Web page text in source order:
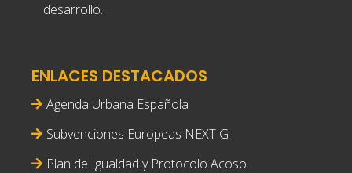
desarrollo.
ENLACES DESTACADOS
Agenda Urbana Española
Subvenciones Europeas NEXT G
Plan de Igualdad y Protocolo Acoso